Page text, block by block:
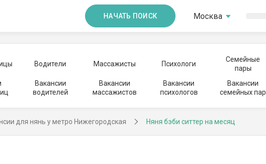
НАЧАТЬ ПОИСК Москва
Водители Массажисты Психологи
Семейные
пары
Вакансии
водителей
Вакансии
массажистов
Вакансии
психологов
Вакансии
семейных пар
для нянь у метро Нижегородская Няня бэби ситтер на месяц